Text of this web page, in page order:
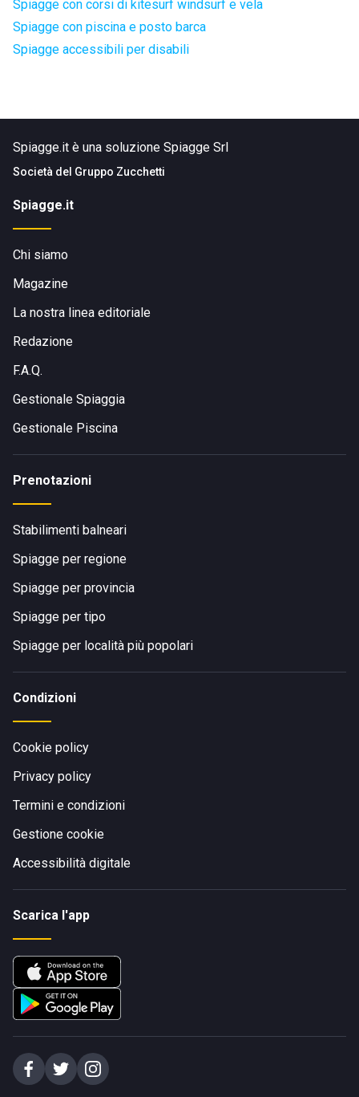
Spiagge con corsi di kitesurf windsurf e vela
Spiagge con piscina e posto barca
Spiagge accessibili per disabili
Spiagge.it è una soluzione Spiagge Srl
Società del Gruppo Zucchetti
Spiagge.it
Chi siamo
Magazine
La nostra linea editoriale
Redazione
F.A.Q.
Gestionale Spiaggia
Gestionale Piscina
Prenotazioni
Stabilimenti balneari
Spiagge per regione
Spiagge per provincia
Spiagge per tipo
Spiagge per località più popolari
Condizioni
Cookie policy
Privacy policy
Termini e condizioni
Gestione cookie
Accessibilità digitale
Scarica l'app